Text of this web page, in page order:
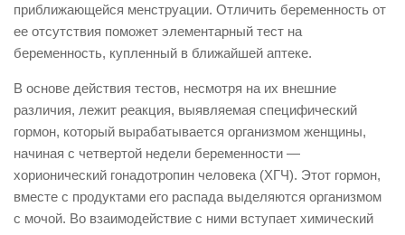
приближающейся менструации. Отличить беременность от
ее отсутствия поможет элементарный тест на
беременность, купленный в ближайшей аптеке.
В основе действия тестов, несмотря на их внешние
различия, лежит реакция, выявляемая специфический
гормон, который вырабатывается организмом женщины,
начиная с четвертой недели беременности —
хорионический гонадотропин человека (ХГЧ). Этот гормон,
вместе с продуктами его распада выделяются организмом
с мочой. Во взаимодействие с ними вступает химический